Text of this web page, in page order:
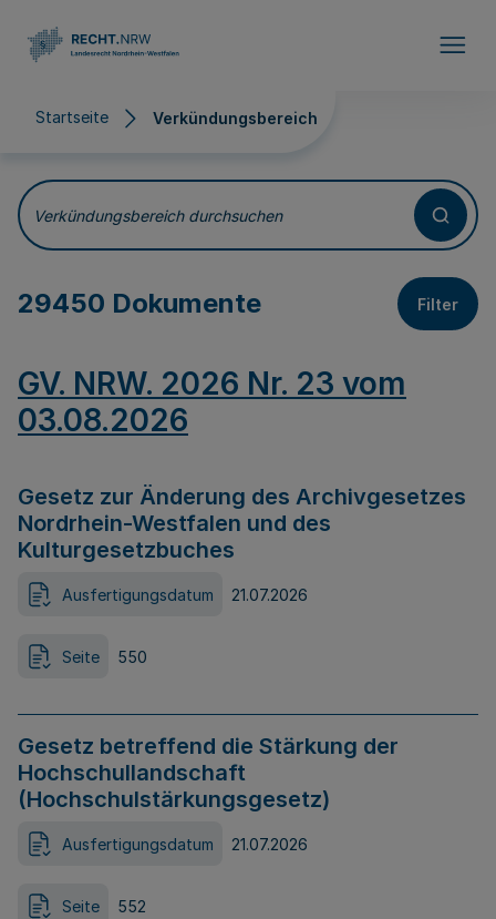
Startseite Verkündungsbereich
Verkündungsbereich
Verkündungsbereich durchsuchen
29450 Dokumente Filter
GV. NRW. 2026 Nr. 23 vom
03.08.2026
Gesetz zur Änderung des Archivgesetzes
Nordrhein-Westfalen und des
Kulturgesetzbuches
Ausfertigungsdatum 21.07.2026
Seite 550
Gesetz betreffend die Stärkung der
Hochschullandschaft
(Hochschulstärkungsgesetz)
Ausfertigungsdatum 21.07.2026
Seite 552